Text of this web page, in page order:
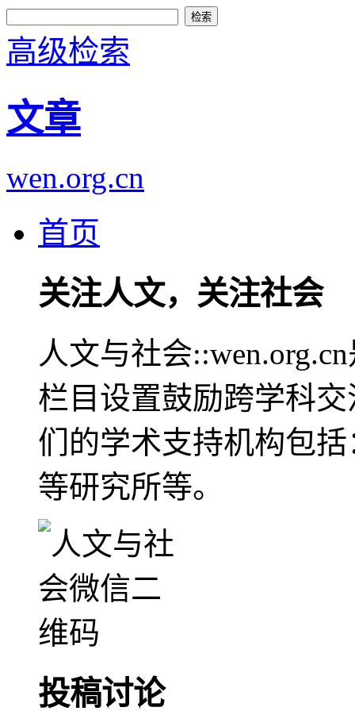
高级检索
文章
wen.org.cn
首页
关注人文，关注社会
人文与社会
栏目设置鼓励跨学科
们的学术支持机构包
等研究所等。
投稿讨论